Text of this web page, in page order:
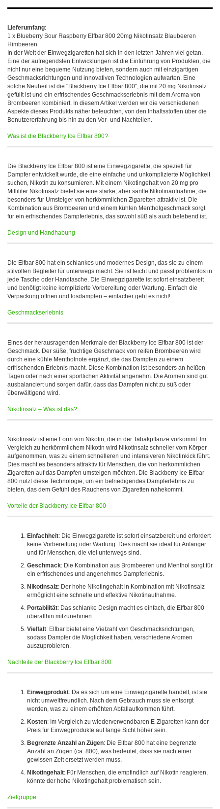
Lieferumfang:
1 x Blueberry Sour Raspberry Elfbar 800 20mg Nikotinsalz Blaubeeren
Himbeeren
In der Welt der Einwegzigaretten hat sich in den letzten Jahren viel getan.
Eine der aufregendsten Entwicklungen ist die Einführung von Produkten, die
nicht nur eine bequeme Nutzung bieten, sondern auch mit einzigartigen
Geschmacksrichtungen und innovativen Technologien aufwarten. Eine
solche Neuheit ist die "Blackberry Ice Elfbar 800", die mit 20 mg Nikotinsalz
gefüllt ist und ein erfrischendes Geschmackserlebnis mit dem Aroma von
Brombeeren kombiniert. In diesem Artikel werden wir die verschiedenen
Aspekte dieses Produkts näher beleuchten, von den Inhaltsstoffen über die
Benutzererfahrung bis hin zu den Vor- und Nachteilen.
Was ist die Blackberry Ice Elfbar 800?
Die Blackberry Ice Elfbar 800 ist eine Einwegzigarette, die speziell für
Dampfer entwickelt wurde, die eine einfache und unkomplizierte Möglichkeit
suchen, Nikotin zu konsumieren. Mit einem Nikotingehalt von 20 mg pro
Milliliter Nikotinsalz bietet sie eine starke, aber sanfte Nikotinaufnahme, die
besonders für Umsteiger von herkömmlichen Zigaretten attraktiv ist. Die
Kombination aus Brombeeren und einem kühlen Mentholgeschmack sorgt
für ein erfrischendes Dampferlebnis, das sowohl süß als auch belebend ist.
Design und Handhabung
Die Elfbar 800 hat ein schlankes und modernes Design, das sie zu einem
stilvollen Begleiter für unterwegs macht. Sie ist leicht und passt problemlos in
jede Tasche oder Handtasche. Die Einwegzigarette ist sofort einsatzbereit
und benötigt keine komplizierte Vorbereitung oder Wartung. Einfach die
Verpackung öffnen und losdampfen – einfacher geht es nicht!
Geschmackserlebnis
Eines der herausragenden Merkmale der Blackberry Ice Elfbar 800 ist der
Geschmack. Der süße, fruchtige Geschmack von reifen Brombeeren wird
durch eine kühle Mentholnote ergänzt, die das Dampfen zu einem
erfrischenden Erlebnis macht. Diese Kombination ist besonders an heißen
Tagen oder nach einer sportlichen Aktivität angenehm. Die Aromen sind gut
ausbalanciert und sorgen dafür, dass das Dampfen nicht zu süß oder
überwältigend wird.
Nikotinsalz – Was ist das?
Nikotinsalz ist eine Form von Nikotin, die in der Tabakpflanze vorkommt. Im
Vergleich zu herkömmlichem Nikotin wird Nikotinsalz schneller vom Körper
aufgenommen, was zu einem schnelleren und intensiveren Nikotinkick führt.
Dies macht es besonders attraktiv für Menschen, die von herkömmlichen
Zigaretten auf das Dampfen umsteigen möchten. Die Blackberry Ice Elfbar
800 nutzt diese Technologie, um ein befriedigendes Dampferlebnis zu
bieten, das dem Gefühl des Rauchens von Zigaretten nahekommt.
Vorteile der Blackberry Ice Elfbar 800
Einfachheit: Die Einwegzigarette ist sofort einsatzbereit und erfordert
keine Vorbereitung oder Wartung. Dies macht sie ideal für Anfänger
und für Menschen, die viel unterwegs sind.
Geschmack: Die Kombination aus Brombeeren und Menthol sorgt für
ein erfrischendes und angenehmes Dampferlebnis.
Nikotinsalz: Der hohe Nikotingehalt in Kombination mit Nikotinsalz
ermöglicht eine schnelle und effektive Nikotinaufnahme.
Portabilität: Das schlanke Design macht es einfach, die Elfbar 800
überallhin mitzunehmen.
Vielfalt: Elfbar bietet eine Vielzahl von Geschmacksrichtungen,
sodass Dampfer die Möglichkeit haben, verschiedene Aromen
auszuprobieren.
Nachteile der Blackberry Ice Elfbar 800
Einwegprodukt: Da es sich um eine Einwegzigarette handelt, ist sie
nicht umweltfreundlich. Nach dem Gebrauch muss sie entsorgt
werden, was zu einem erhöhten Abfallaufkommen führt.
Kosten: Im Vergleich zu wiederverwendbaren E-Zigaretten kann der
Preis für Einwegprodukte auf lange Sicht höher sein.
Begrenzte Anzahl an Zügen: Die Elfbar 800 hat eine begrenzte
Anzahl an Zügen (ca. 800), was bedeutet, dass sie nach einer
gewissen Zeit ersetzt werden muss.
Nikotingehalt: Für Menschen, die empfindlich auf Nikotin reagieren,
könnte der hohe Nikotingehalt problematisch sein.
Zielgruppe